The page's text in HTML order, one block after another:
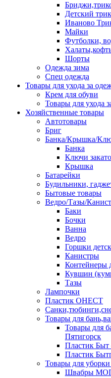
Детский
Иваново
Майки
Футболки,
Шорты
Одежда зима
Спец одежда
Товары для ухода за
Крем для обуви
Товары для ухода
Хозяйственные товары
Автотовары
Бриг
Банка/Крышка/
Банка
Ключи
Крышка
Батарейки
Будильники,
Бытовые товары
Ведро/Тазы/
Баки
Бочки
Ванна
Ведро
Горшки
Канистры
Контейнеры
Кувшин
Тазы
Лампочки
Пластик ОНЕСТ
Товары для
Товары для
Пятигорск
Пластик Быт
Пластик
Товары для уборки
Швабры